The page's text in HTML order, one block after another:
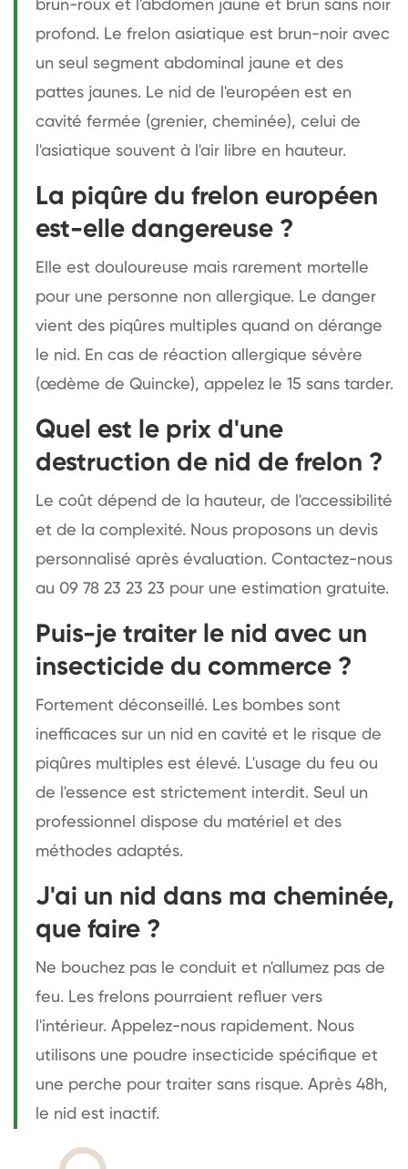
brun-roux et l'abdomen jaune et brun sans noir
profond. Le frelon asiatique est brun-noir avec
un seul segment abdominal jaune et des
pattes jaunes. Le nid de l'européen est en
cavité fermée (grenier, cheminée), celui de
l'asiatique souvent à l'air libre en hauteur.
La piqûre du frelon européen
est-elle dangereuse ?
Elle est douloureuse mais rarement mortelle
pour une personne non allergique. Le danger
vient des piqûres multiples quand on dérange
le nid. En cas de réaction allergique sévère
(œdème de Quincke), appelez le 15 sans tarder.
Quel est le prix d'une
destruction de nid de frelon ?
Le coût dépend de la hauteur, de l'accessibilité
et de la complexité. Nous proposons un devis
personnalisé après évaluation. Contactez-nous
au 09 78 23 23 23 pour une estimation gratuite.
Puis-je traiter le nid avec un
insecticide du commerce ?
Fortement déconseillé. Les bombes sont
inefficaces sur un nid en cavité et le risque de
piqûres multiples est élevé. L'usage du feu ou
de l'essence est strictement interdit. Seul un
professionnel dispose du matériel et des
méthodes adaptés.
J'ai un nid dans ma cheminée,
que faire ?
Ne bouchez pas le conduit et n'allumez pas de
feu. Les frelons pourraient refluer vers
l'intérieur. Appelez-nous rapidement. Nous
utilisons une poudre insecticide spécifique et
une perche pour traiter sans risque. Après 48h,
le nid est inactif.